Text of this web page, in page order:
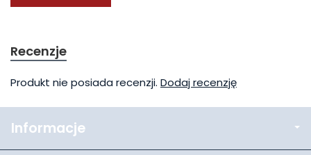
Recenzje
Produkt nie posiada recenzji. Dodaj recenzję
Informacje